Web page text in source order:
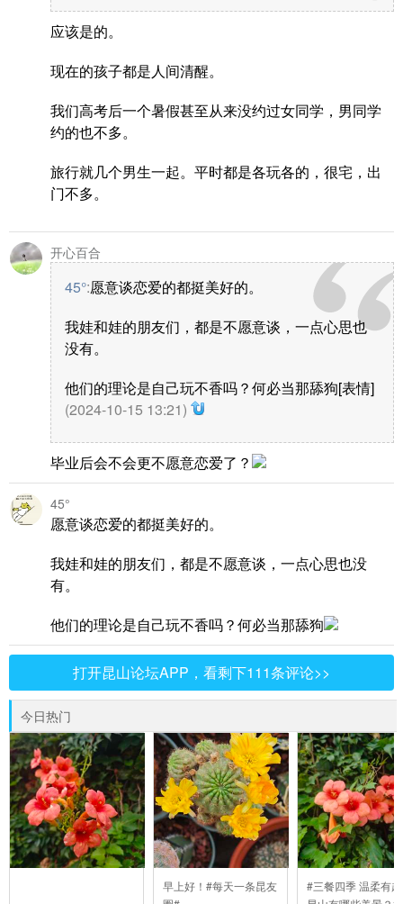
应该是的。
现在的孩子都是人间清醒。
我们高考后一个暑假甚至从来没约过女同学，男同学
约的也不多。
旅行就几个男生一起。平时都是各玩各的，很宅，出
门不多。
开心百合
45°:愿意谈恋爱的都挺美好的。
我娃和娃的朋友们，都是不愿意谈，一点心思也
没有。
他们的理论是自己玩不香吗？何必当那舔狗[表情]
(2024-10-15 13:21)
毕业后会不会更不愿意恋爱了？
45°
愿意谈恋爱的都挺美好的。
我娃和娃的朋友们，都是不愿意谈，一点心思也没
有。
他们的理论是自己玩不香吗？何必当那舔狗
打开昆山论坛APP，看剩下111条评论>>
今日热门
早上好！#每天一条昆友
#三餐四季 温柔有